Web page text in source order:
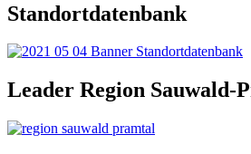
Standortdatenbank
Leader Region Sauwald-